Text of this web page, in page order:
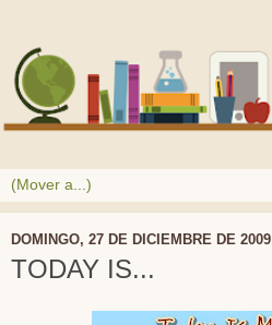
DOMINGO, 27 DE DICIEMBRE DE 2009
TODAY IS...